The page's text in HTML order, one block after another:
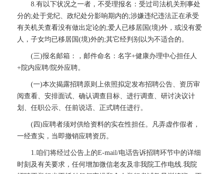
8.有以下状况之一者，不受理报名：受过司法机关刑事处
分的;处于党纪、政纪处分影响期内的;涉嫌违纪违法正在承受
有关机关查看没有做出定论的;爱人已移居国(境)外，或没有爱
人，子女均已移居国(境)外的;其它经判别以为不适合的。
(三)报名邮箱：，邮件命名：名字+健康办理中心担任人
+院内应聘/院外应聘。
(一)本次揭露招聘原则上依照拟定发布招聘公告、资历审
阅查看、安排面试、确认调查目标、进行调查、研讨决议计
划、任职公示、任前说话、正式聘任进行。
(四)应聘者须对供给资料的实在性担任。凡弄虚作假者，
一经查实，当即撤销应聘资历。
1.咱们将经过公告上的E-mail/电话告诉招聘环节中的详细
时刻及有关要求，任何增加微信老友及非我院工作电线.我院